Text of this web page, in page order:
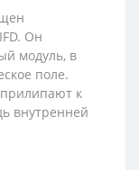
Он
модуль, в
поле.
к
внутренней